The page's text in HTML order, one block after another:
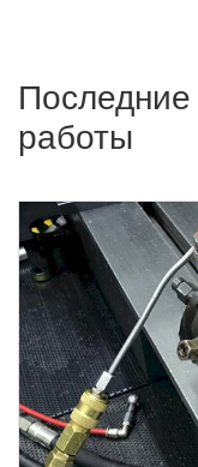
работы